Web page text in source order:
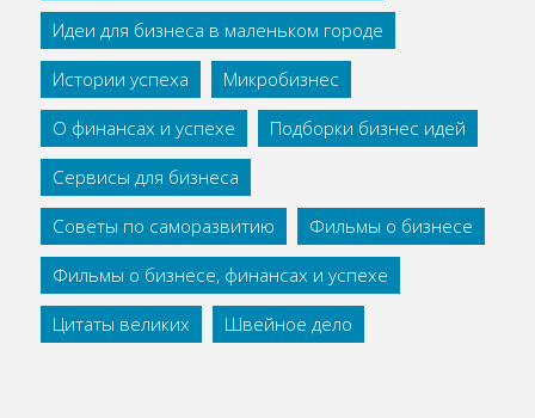
Идеи для бизнеса в маленьком городе
Истории успеха
Микробизнес
О финансах и успехе
Подборки бизнес идей
Сервисы для бизнеса
Советы по саморазвитию
Фильмы о бизнесе
Фильмы о бизнесе, финансах и успехе
Цитаты великих
Швейное дело